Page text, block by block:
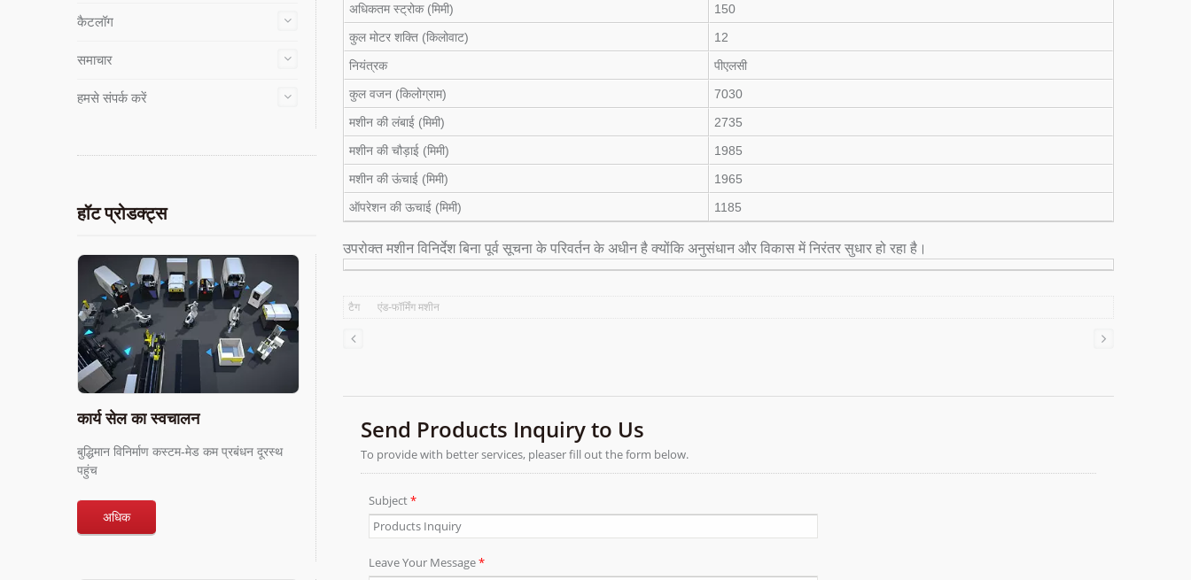
कैटलॉग
समाचार
हमसे संपर्क करें
हॉट प्रोडक्ट्स
कार्य सेल का स्वचालन
बुद्धिमान विनिर्माण कस्टम-मेड कम प्रबंधन दूरस्थ
पहुंच
अधिक
अधिकतम स्ट्रोक (मिमी)
150
कुल मोटर शक्ति (किलोवाट)
12
नियंत्रक
पीएलसी
कुल वजन (किलोग्राम)
7030
मशीन की लंबाई (मिमी)
2735
मशीन की चौड़ाई (मिमी)
1985
मशीन की ऊंचाई (मिमी)
1965
ऑपरेशन की ऊचाई (मिमी)
1185
उपरोक्त मशीन विनिर्देश बिना पूर्व सूचना के परिवर्तन के अधीन है क्योंकि अनुसंधान और विकास में निरंतर सुधार हो रहा है।
टैग एंड-फॉर्मिंग मशीन